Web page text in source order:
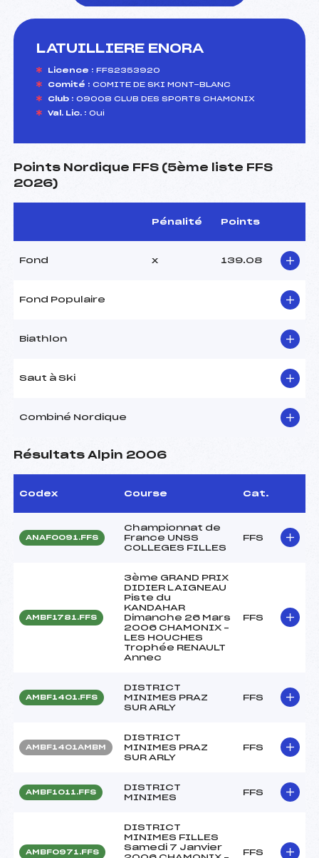
LATUILLIERE ENORA
Licence : FFS2353920
Comité : COMITE DE SKI MONT-BLANC
Club : 09008 CLUB DES SPORTS CHAMONIX
Val. Lic. : Oui
Points Nordique FFS (5ème liste FFS
2026)
Pénalité Points
Fond x 139.08
Fond Populaire
Biathlon
Saut à Ski
Combiné Nordique
Résultats Alpin 2006
Codex Course Cat.
ANAF0091.FFS
Championnat de
France UNSS
COLLEGES FILLES
FFS
AMBF1781.FFS
3ème GRAND PRIX
DIDIER LAIGNEAU
Piste du
KANDAHAR
Dimanche 26 Mars
2006 CHAMONIX –
LES HOUCHES
Trophée RENAULT
Annec
FFS
AMBF1401.FFS
DISTRICT
MINIMES PRAZ
SUR ARLY
FFS
AMBF1401AMBM
DISTRICT
MINIMES PRAZ
SUR ARLY
FFS
AMBF1011.FFS
DISTRICT
MINIMES
FFS
AMBF0971.FFS
DISTRICT
MINIMES FILLES
Samedi 7 Janvier
FFS